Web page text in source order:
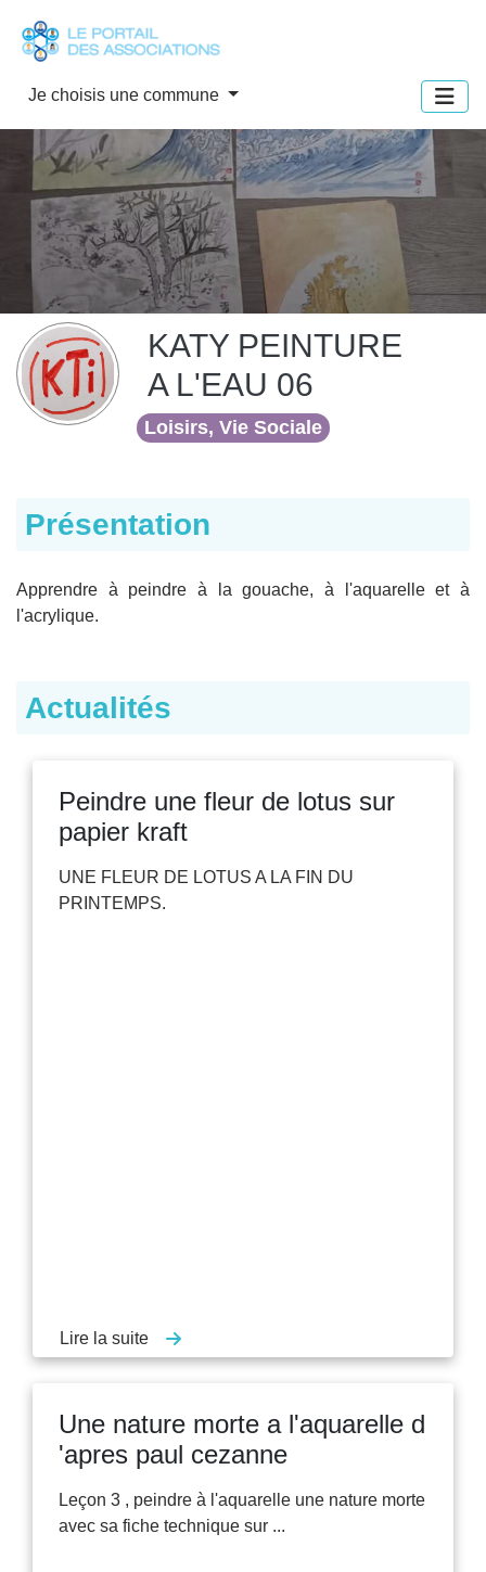
Je choisis une commune
KATY PEINTURE
A L'EAU 06
Loisirs, Vie Sociale
Présentation
Apprendre à peindre à la gouache, à l'aquarelle et à
l'acrylique.
Actualités
Peindre une fleur de lotus sur
papier kraft
UNE FLEUR DE LOTUS A LA FIN DU
PRINTEMPS.
Lire la suite
Une nature morte a l'aquarelle d
'apres paul cezanne
Leçon 3 , peindre à l'aquarelle une nature morte
avec sa fiche technique sur ...